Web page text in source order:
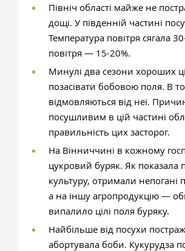
Північ області майже не
дощі. У південній частині
Температура повітря сягала
повітря — 15-20%.
Минулі два сезони хороших
позасівати бобовою поля. В
відмовляються від неї.
посушливим в цій частині
правильність цих засторог.
На Вінниччині в кожному
цукровий буряк. Як показала
культуру, отримали
а на іншу агропродукцію —
випалило цілі поля буряку.
Найбільше від посухи
абортувала боби. Кукурудза